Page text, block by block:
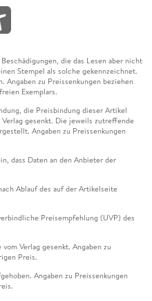
die das Lesen aber nicht
Stempel als solche gekennzeichnet.
zu Preissenkungen beziehen
Exemplars.
die Preisbindung dieser Artikel
gesenkt. Die jeweils zutreffende
Angaben zu Preissenkungen
dass Daten an den Anbieter der
Ablauf des auf der Artikelseite
Preisempfehlung (UVP) des
Verlag gesenkt. Angaben zu
Preis.
Angaben zu Preissenkungen